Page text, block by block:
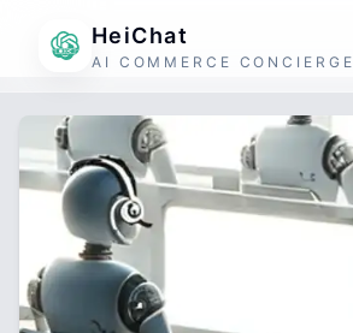
HeiChat
AI COMMERCE CONCIERGE